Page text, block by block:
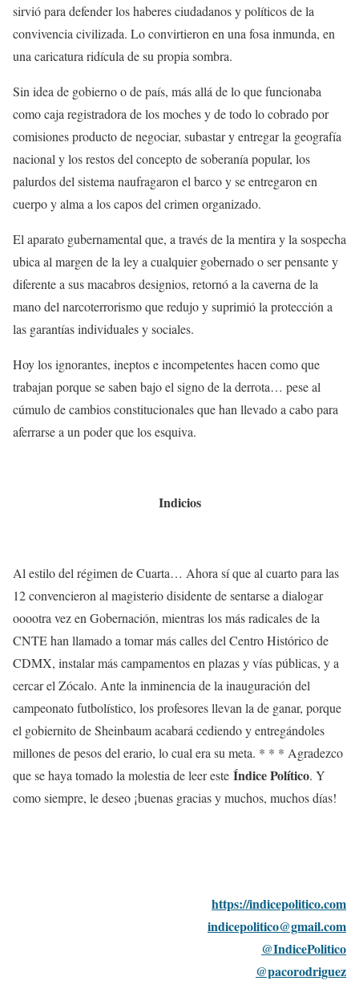
sirvió para defender los haberes ciudadanos y políticos de la
convivencia civilizada. Lo convirtieron en una fosa inmunda, en
una caricatura ridícula de su propia sombra.
Sin idea de gobierno o de país, más allá de lo que funcionaba
como caja registradora de los moches y de todo lo cobrado por
comisiones producto de negociar, subastar y entregar la geografía
nacional y los restos del concepto de soberanía popular, los
palurdos del sistema naufragaron el barco y se entregaron en
cuerpo y alma a los capos del crimen organizado.
El aparato gubernamental que, a través de la mentira y la sospecha
ubica al margen de la ley a cualquier gobernado o ser pensante y
diferente a sus macabros designios, retornó a la caverna de la
mano del narcoterrorismo que redujo y suprimió la protección a
las garantías individuales y sociales.
Hoy los ignorantes, ineptos e incompetentes hacen como que
trabajan porque se saben bajo el signo de la derrota… pese al
cúmulo de cambios constitucionales que han llevado a cabo para
aferrarse a un poder que los esquiva.
Indicios
Al estilo del régimen de Cuarta… Ahora sí que al cuarto para las
12 convencieron al magisterio disidente de sentarse a dialogar
ooootra vez en Gobernación, mientras los más radicales de la
CNTE han llamado a tomar más calles del Centro Histórico de
CDMX, instalar más campamentos en plazas y vías públicas, y a
cercar el Zócalo. Ante la inminencia de la inauguración del
campeonato futbolístico, los profesores llevan la de ganar, porque
el gobiernito de Sheinbaum acabará cediendo y entregándoles
millones de pesos del erario, lo cual era su meta. * * * Agradezco
que se haya tomado la molestia de leer este Índice Político. Y
como siempre, le deseo ¡buenas gracias y muchos, muchos días!
https://indicepolitico.com
indicepolitico@gmail.com
@IndicePolitico
@pacorodriguez